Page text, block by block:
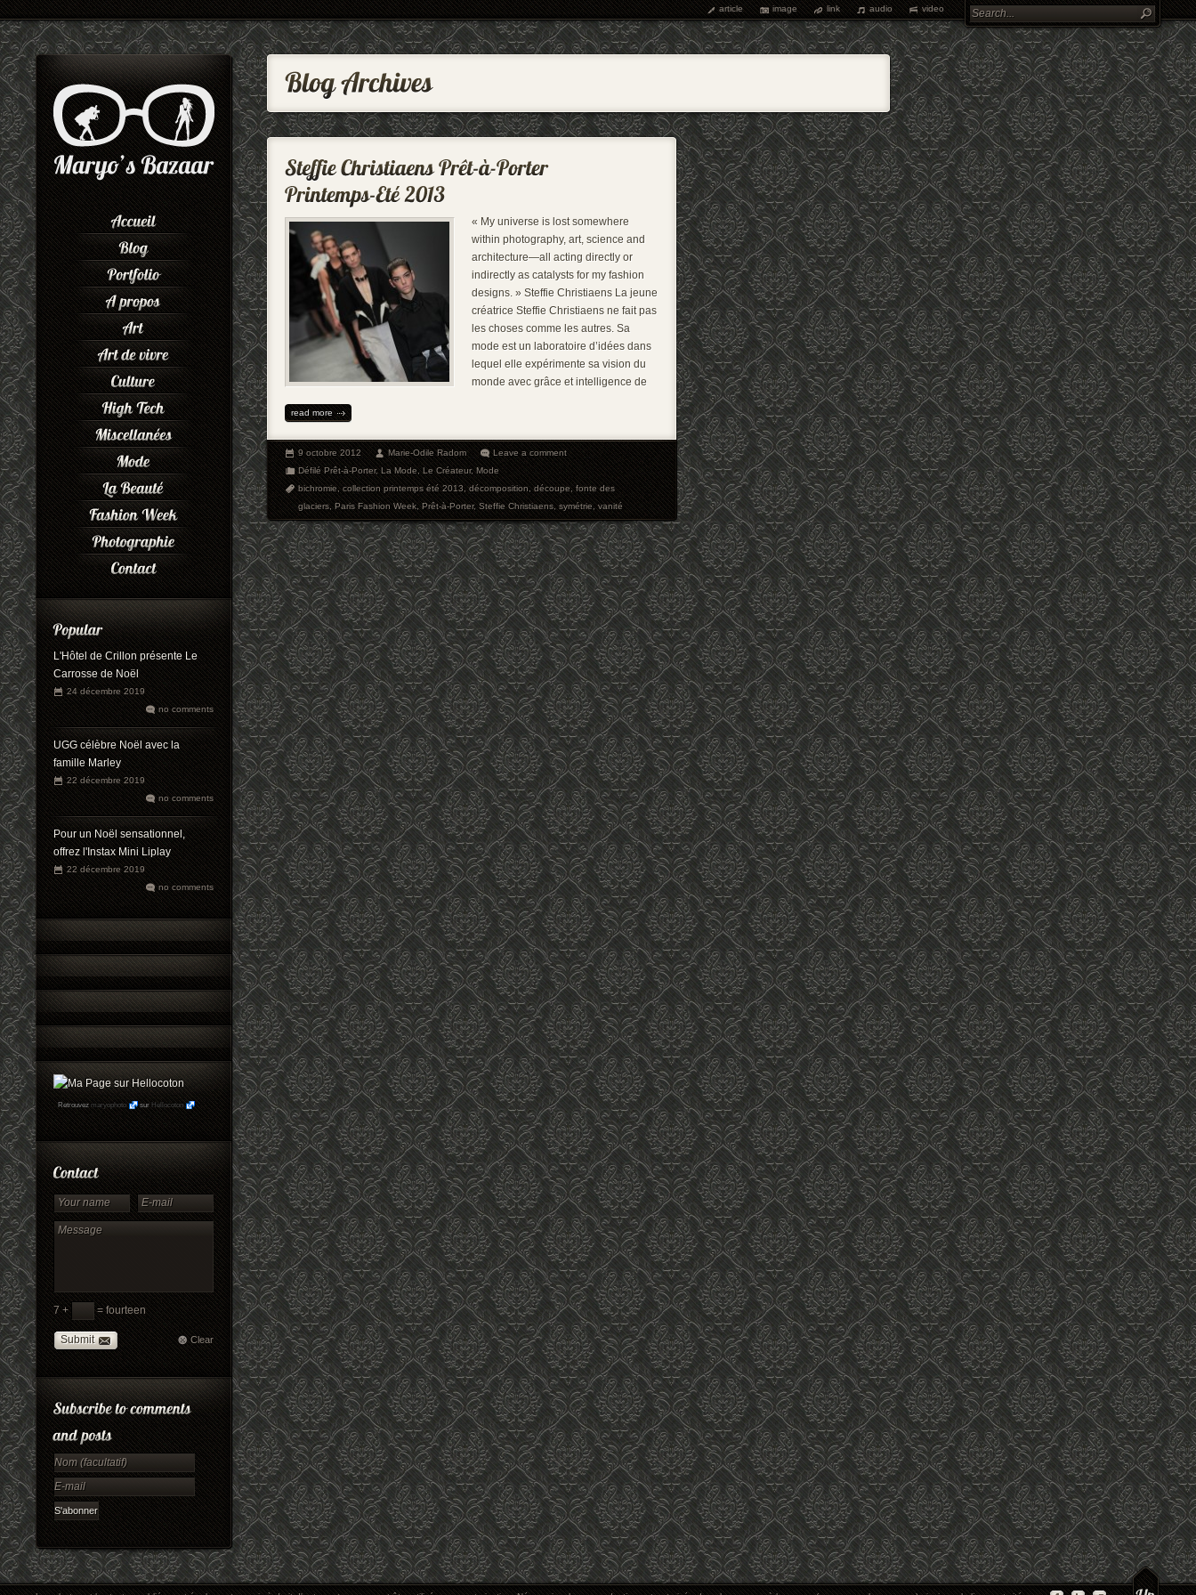
article image link audio video
L'Hôtel de Crillon présente Le
Carrosse de Noël
24 décembre 2019
no comments
UGG célèbre Noël avec la
famille Marley
22 décembre 2019
no comments
Pour un Noël sensationnel,
offrez l'Instax Mini Liplay
22 décembre 2019
no comments
Retrouvez maryophoto sur Hellocoton
7 + = fourteen
Submit Clear
« My universe is lost somewhere
within photography, art, science and
architecture—all acting directly or
indirectly as catalysts for my fashion
designs. » Steffie Christiaens La jeune
créatrice Steffie Christiaens ne fait pas
les choses comme les autres. Sa
mode est un laboratoire d’idées dans
lequel elle expérimente sa vision du
monde avec grâce et intelligence de
read more
9 octobre 2012 Marie-Odile Radom
Leave a comment
Défilé Prêt-à-Porter,La Mode,Le Créateur,Mode
bichromie,collection printemps été 2013,décomposition,découpe,fonte des
glaciers,Paris Fashion Week,Prêt-à-Porter,Steffie Christiaens,symétrie,vanité